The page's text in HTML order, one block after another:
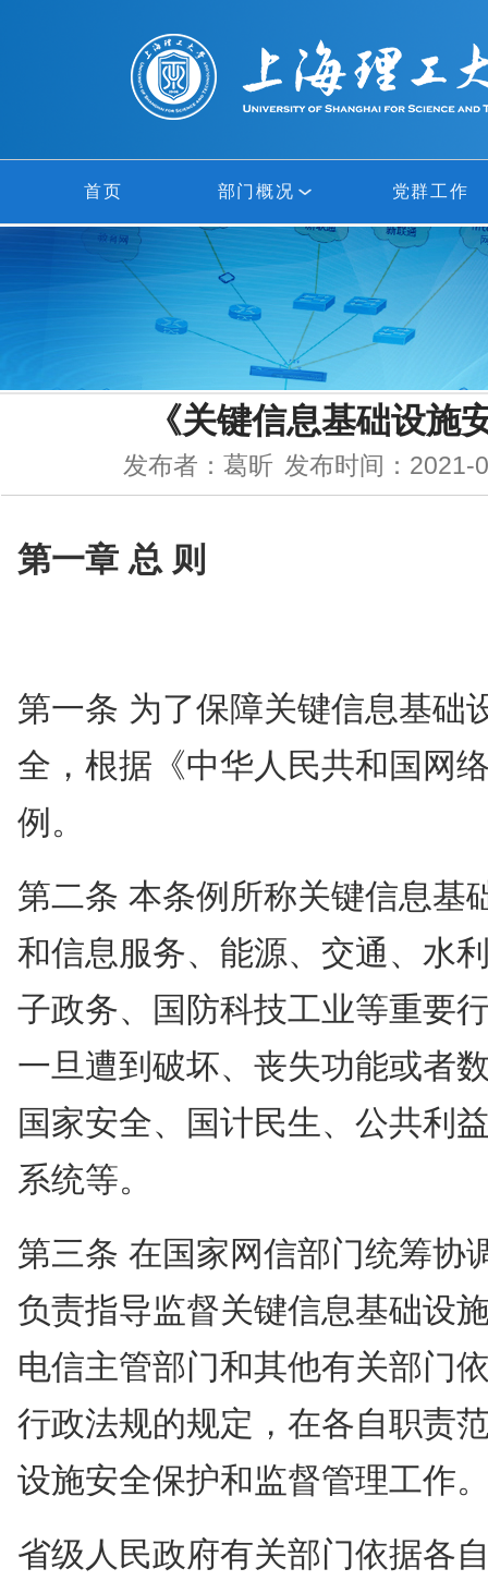
首页 部门概况
网络中心
信息中心
党群工作
《关键信息基础设施
发布者：葛昕 发布时间：2021-
第一章 总 则
第一条 为了保障关键信息基础
全，根据《中华人民共和国网
例。
第二条 本条例所称关键信息基
和信息服务、能源、交通、水
子政务、国防科技工业等重要
一旦遭到破坏、丧失功能或者
国家安全、国计民生、公共利
系统等。
第三条 在国家网信部门统筹协
负责指导监督关键信息基础设
电信主管部门和其他有关部门
行政法规的规定，在各自职责
设施安全保护和监督管理工作
省级人民政府有关部门依据各